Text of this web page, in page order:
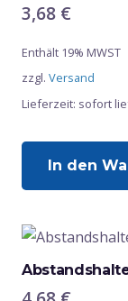
3,68 €
Enthält 19% MWST
zzgl. Versand
Lieferzeit: sofort
In den